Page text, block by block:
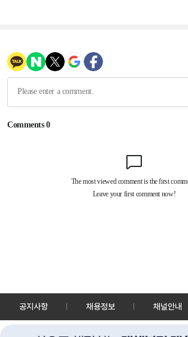
공지사항 채용정보 채널안내